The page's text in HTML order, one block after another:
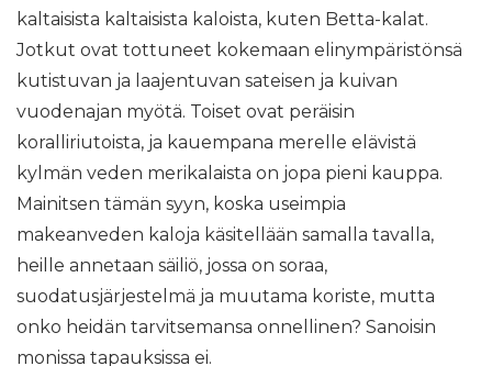
kaltaisista kaltaisista kaloista, kuten Betta-kalat.
Jotkut ovat tottuneet kokemaan elinympäristönsä
kutistuvan ja laajentuvan sateisen ja kuivan
vuodenajan myötä. Toiset ovat peräisin
koralliriutoista, ja kauempana merelle elävistä
kylmän veden merikalaista on jopa pieni kauppa.
Mainitsen tämän syyn, koska useimpia
makeanveden kaloja käsitellään samalla tavalla,
heille annetaan säiliö, jossa on soraa,
suodatusjärjestelmä ja muutama koriste, mutta
onko heidän tarvitsemansa onnellinen? Sanoisin
monissa tapauksissa ei.